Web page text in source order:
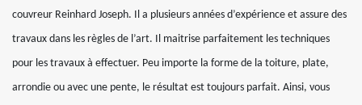
couvreur Reinhard Joseph. Il a plusieurs années d’expérience et assure des
travaux dans les règles de l’art. Il maitrise parfaitement les techniques
pour les travaux à effectuer. Peu importe la forme de la toiture, plate,
arrondie ou avec une pente, le résultat est toujours parfait. Ainsi, vous